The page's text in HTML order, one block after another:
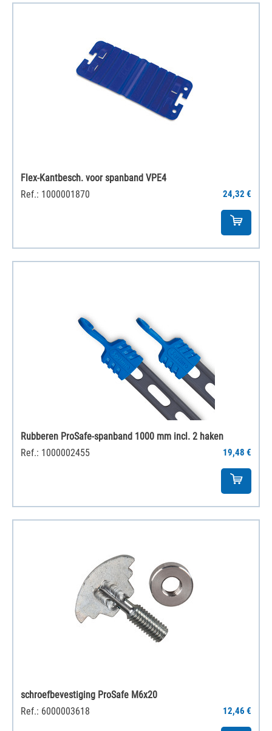
Flex-Kantbesch. voor spanband VPE4
Ref.: 1000001870
24,32 €
Rubberen ProSafe-spanband 1000 mm incl. 2 haken
Ref.: 1000002455
19,48 €
schroefbevestiging ProSafe M6x20
Ref.: 6000003618
12,46 €